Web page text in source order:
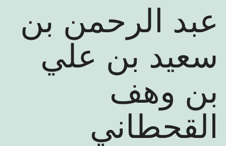
عرض كتب
عبد الرحمن بن
سعيد بن علي
بن وهف
القحطاني